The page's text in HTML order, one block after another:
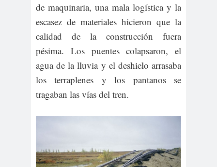
de maquinaria, una mala logística y la
escasez de materiales hicieron que la
calidad de la construcción fuera
pésima. Los puentes colapsaron, el
agua de la lluvia y el deshielo arrasaba
los terraplenes y los pantanos se
tragaban las vías del tren.